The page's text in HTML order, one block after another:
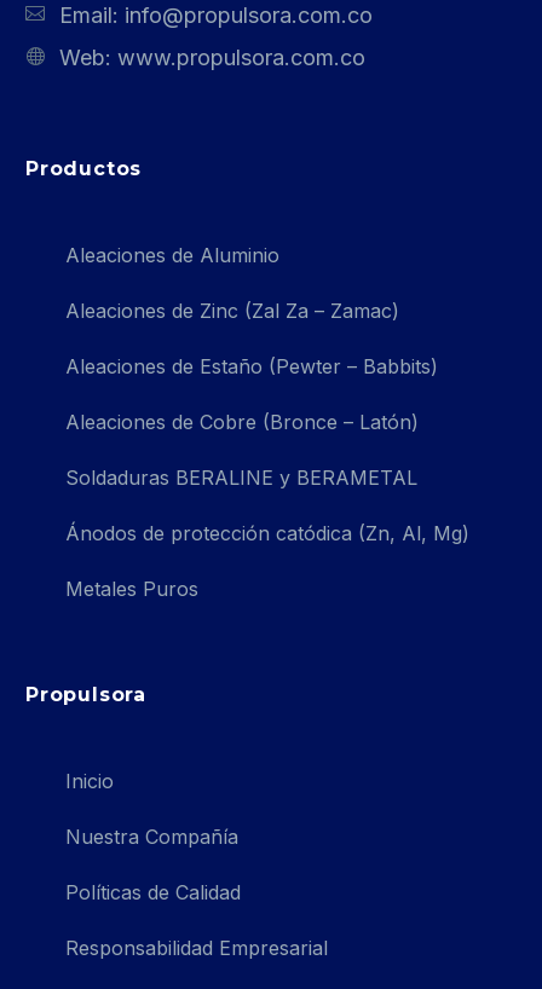
Email: info@propulsora.com.co
Web: www.propulsora.com.co
Productos
Aleaciones de Aluminio
Aleaciones de Zinc (Zal Za – Zamac)
Aleaciones de Estaño (Pewter – Babbits)
Aleaciones de Cobre (Bronce – Latón)
Soldaduras BERALINE y BERAMETAL
Ánodos de protección catódica (Zn, Al, Mg)
Metales Puros
Propulsora
Inicio
Nuestra Compañía
Políticas de Calidad
Responsabilidad Empresarial